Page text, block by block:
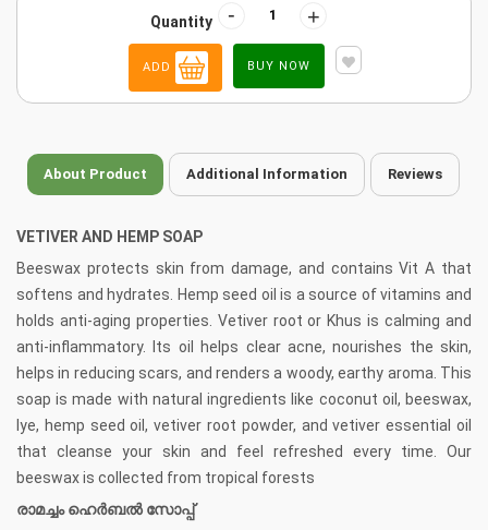
Quantity - +
ADD BUY NOW
About Product Additional Information Reviews
VETIVER AND HEMP SOAP
Beeswax protects skin from damage, and contains Vit A that
softens and hydrates. Hemp seed oil is a source of vitamins and
holds anti-aging properties. Vetiver root or Khus is calming and
anti-inflammatory. Its oil helps clear acne, nourishes the skin,
helps in reducing scars, and renders a woody, earthy aroma. This
soap is made with natural ingredients like coconut oil, beeswax,
lye, hemp seed oil, vetiver root powder, and vetiver essential oil
that cleanse your skin and feel refreshed every time. Our
beeswax is collected from tropical forests
രാമച്ചം ഹെർബൽ സോപ്പ്